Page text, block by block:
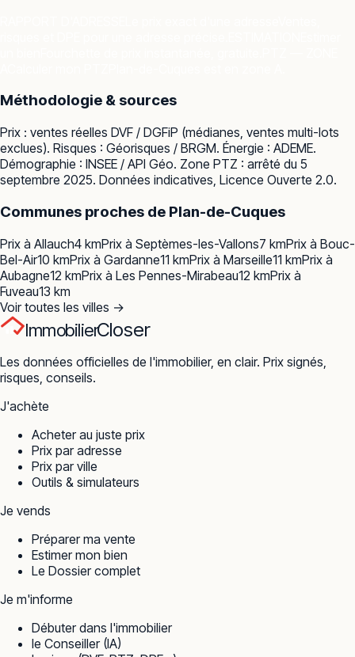
Méthodologie & sources
Prix : ventes réelles DVF / DGFiP (médianes, ventes multi-lots
exclues). Risques : Géorisques / BRGM. Énergie : ADEME.
Démographie : INSEE / API Géo. Zone PTZ : arrêté du 5
septembre 2025. Données indicatives, Licence Ouverte 2.0.
Communes proches de Plan-de-Cuques
Prix à Allauch4 kmPrix à Septèmes-les-Vallons7 kmPrix à Bouc-
Bel-Air10 kmPrix à Gardanne11 kmPrix à Marseille11 kmPrix à
Aubagne12 kmPrix à Les Pennes-Mirabeau12 kmPrix à
Fuveau13 km
Voir toutes les villes →
ImmobilierCloser
Les données officielles de l'immobilier, en clair. Prix signés,
risques, conseils.
J'achète
Acheter au juste prix
Prix par adresse
Prix par ville
Outils & simulateurs
Je vends
Préparer ma vente
Estimer mon bien
Le Dossier complet
Je m'informe
Débuter dans l'immobilier
le Conseiller (IA)